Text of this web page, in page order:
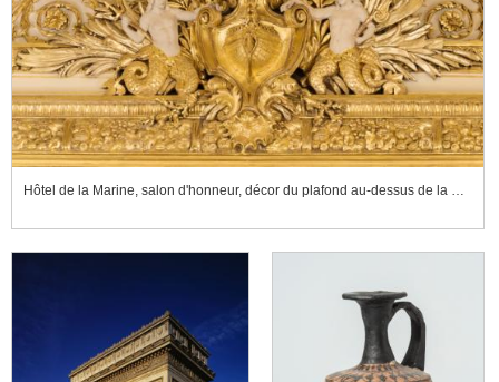
Hôtel de la Marine, salon d'honneur, décor du plafond au-dessus de la glace sans fond